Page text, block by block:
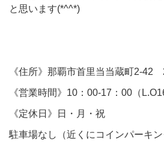
と思います(*^^*)
《住所》那覇市首里当当蔵町2-42
《営業時間》10：00-17：00（
《定休日》日・月・祝
駐車場なし（近くにコインパーキン